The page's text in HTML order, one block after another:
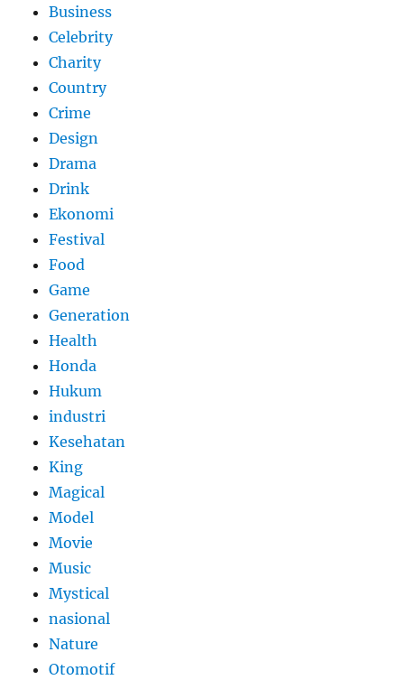
Business
Celebrity
Charity
Country
Crime
Design
Drama
Drink
Ekonomi
Festival
Food
Game
Generation
Health
Honda
Hukum
industri
Kesehatan
King
Magical
Model
Movie
Music
Mystical
nasional
Nature
Otomotif